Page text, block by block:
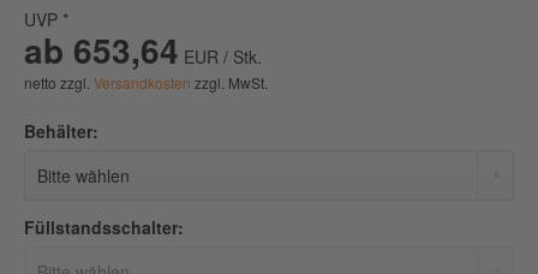
UVP *
ab 653,64 EUR / Stk.
netto zzgl. Versandkosten zzgl. MwSt.
Behälter:
Füllstandsschalter: